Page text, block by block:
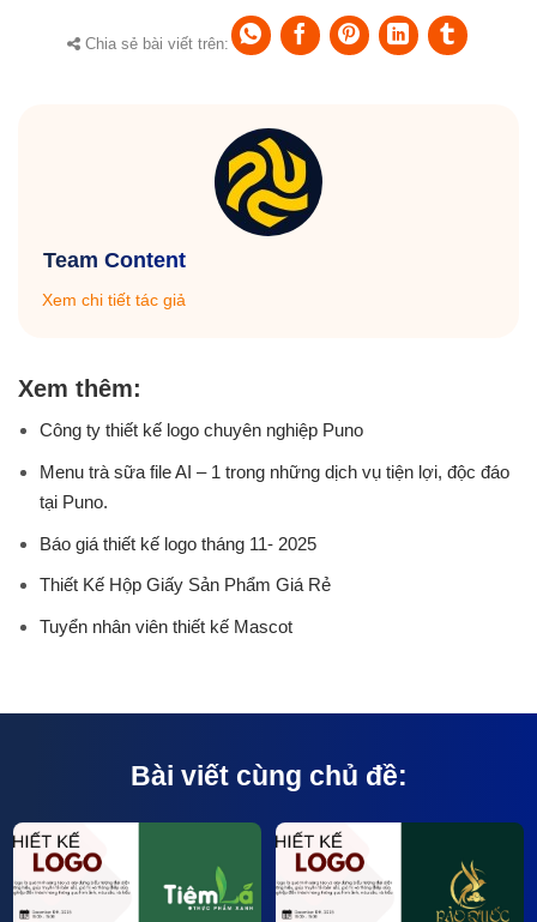
Chia sẻ bài viết trên:
Team Content
Xem chi tiết tác giả
Xem thêm:
Công ty thiết kế logo chuyên nghiệp Puno
Menu trà sữa file AI – 1 trong những dịch vụ tiện lợi, độc đáo
tại Puno.
Báo giá thiết kế logo tháng 11- 2025
Thiết Kế Hộp Giấy Sản Phẩm Giá Rẻ
Tuyển nhân viên thiết kế Mascot
Bài viết cùng chủ đề: